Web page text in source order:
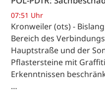
07:51 Uhr
Kronweiler (ots) -
Bereich des
Hauptstraße und der
Pflastersteine mit
Erkenntnissen
…